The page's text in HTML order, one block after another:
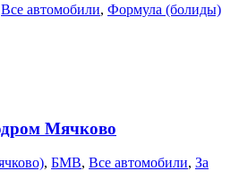
Все автомобили, Формула (болиды)
Мячково
, БМВ, Все автомобили, За